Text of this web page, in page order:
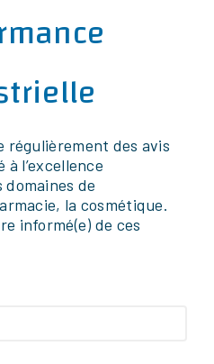
régulièrement des avis
l’excellence
de
la cosmétique.
informé(e) de ces